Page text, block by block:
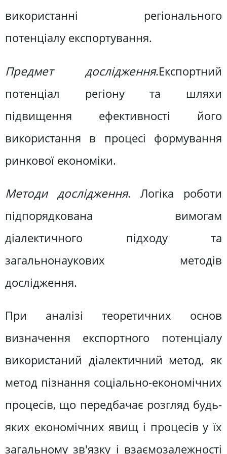
використанні регіонального
потенціалу експортування.
Предмет дослідження.Експортний
потенціал регіону та шляхи
підвищення ефективності його
використання в процесі формування
ринкової економіки.
Методи дослідження. Логіка роботи
підпорядкована вимогам
діалектичного підходу та
загальнонаукових методів
дослідження.
При аналізі теоретичних основ
визначення експортного потенціалу
використаний діалектичний метод, як
метод пізнання соціально-економічних
процесів, що передбачає розгляд будь-
яких економічних явищ і процесів у їх
загальному зв'язку і взаємозалежності